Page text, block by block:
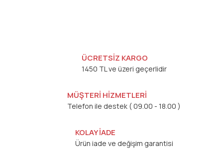
ÜCRETSİZ KARGO
1450 TL ve üzeri geçerlidir
MÜŞTERİ HİZMETLERİ
Telefon ile destek ( 09.00 - 18.00 )
KOLAY İADE
Ürün iade ve değişim garantisi